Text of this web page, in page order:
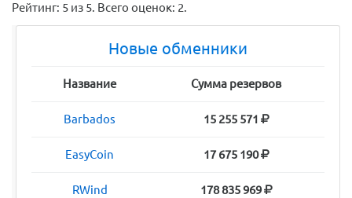
Рейтинг: 5 из 5. Всего оценок: 2.
Новые обменники
Название Сумма резервов
Barbados 15 255 571
EasyCoin 17 675 190
RWind 178 835 969